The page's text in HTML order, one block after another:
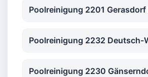
Poolreinigung 2201 Gerasdorf
Poolreinigung 2232 Deutsch-
Poolreinigung 2230